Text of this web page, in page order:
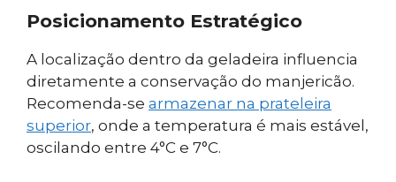
Posicionamento Estratégico
A localização dentro da geladeira influencia
diretamente a conservação do manjericão.
Recomenda-se armazenar na prateleira
superior, onde a temperatura é mais estável,
oscilando entre 4°C e 7°C.